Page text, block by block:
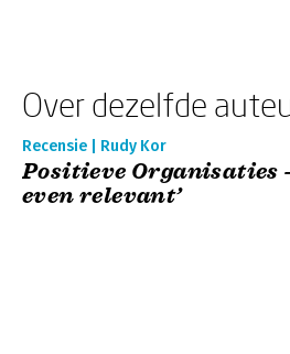
Over dezelfde
Recensie | Rudy Kor
Positieve Organisaties -
even relevant’